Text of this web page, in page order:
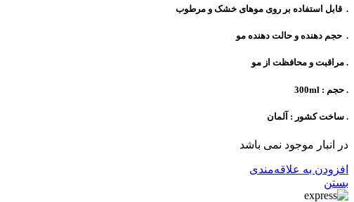
. قابل استفاده بر روی موهای خشک و مرطوب
. حجم دهنده و حالت دهنده مو
. مراقبت و محافظت از مو
. حجم : 300ml
. ساخت کشور : آلمان
در انبار موجود نمی باشد
افزودن به علاقه‌مندی
بستن